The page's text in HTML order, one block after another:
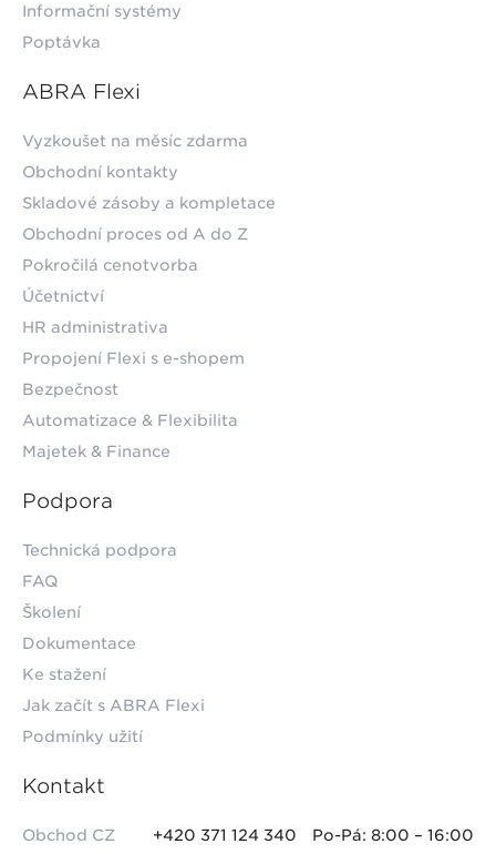
Informační systémy
Poptávka
ABRA Flexi
Vyzkoušet na měsíc zdarma
Obchodní kontakty
Skladové zásoby a kompletace
Obchodní proces od A do Z
Pokročilá cenotvorba
Účetnictví
HR administrativa
Propojení Flexi s e-shopem
Bezpečnost
Automatizace & Flexibilita
Majetek & Finance
Podpora
Technická podpora
FAQ
Školení
Dokumentace
Ke stažení
Jak začít s ABRA Flexi
Podmínky užití
Kontakt
Obchod CZ +420 371 124 340 Po-Pá: 8:00 – 16:00